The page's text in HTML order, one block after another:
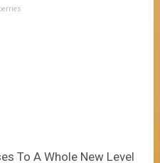
To A Whole New Level